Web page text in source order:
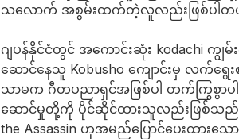
သလောက် အစွမ်းထက်တဲ့လူလည်းဖြစ်ပါတ
ဂျပန်နိုင်ငံတွင် အကောင်းဆုံး kodachi ကျွ
ဆောင်နေသူ Kobusho ကျောင်းမှ လက်ရွေ
သာမက ဂီတပညာရှင်အဖြစ်ပါ တက်ကြွစွာ
ဆောင်မှုတို့ကို ပိုင်ဆိုင်ထားသူလည်းဖြစ်သည်။ ထို့
the Assassin ဟုအမည်ပြောင်ပေးထားသေ